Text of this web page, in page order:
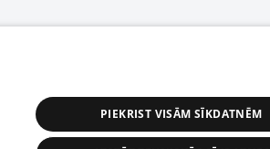
PIEKRIST VISĀM SĪKDATNĒM